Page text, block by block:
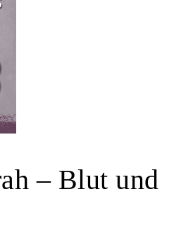
– Blut und